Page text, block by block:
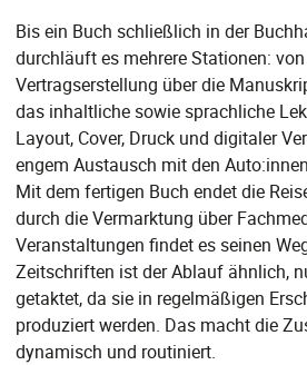
Bis ein Buch schließlich in der
durchläuft es mehrere Stationen:
Vertragserstellung über die
das inhaltliche sowie sprachliche
Layout, Cover, Druck und digitaler
engem Austausch mit den
Mit dem fertigen Buch endet die
durch die Vermarktung über
Veranstaltungen findet es seinen
Zeitschriften ist der Ablauf ähnlich,
getaktet, da sie in regelmäßigen
produziert werden. Das macht die
dynamisch und routiniert.